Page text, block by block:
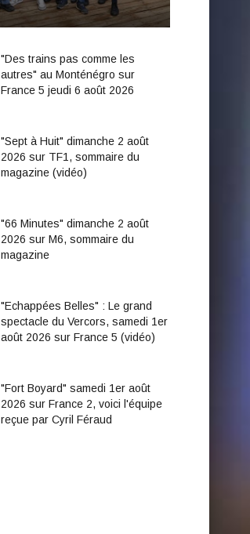
"Des trains pas comme les
autres" au Monténégro sur
France 5 jeudi 6 août 2026
"Sept à Huit" dimanche 2 août
2026 sur TF1, sommaire du
magazine (vidéo)
"66 Minutes" dimanche 2 août
2026 sur M6, sommaire du
magazine
"Echappées Belles" : Le grand
spectacle du Vercors, samedi 1er
août 2026 sur France 5 (vidéo)
"Fort Boyard" samedi 1er août
2026 sur France 2, voici l'équipe
reçue par Cyril Féraud